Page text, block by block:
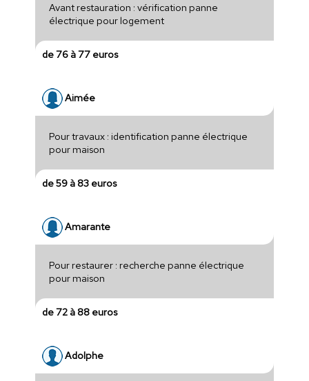
Avant restauration : vérification panne
électrique pour logement
de 76 à 77 euros
Aimée
Pour travaux : identification panne électrique
pour maison
de 59 à 83 euros
Amarante
Pour restaurer : recherche panne électrique
pour maison
de 72 à 88 euros
Adolphe